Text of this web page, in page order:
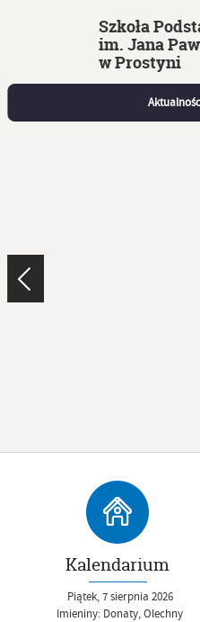
Szkoła
im. Jana
w Prostyni
Kalendarium
Piątek,7sierpnia 2026
Imieniny: Donaty, Olechny